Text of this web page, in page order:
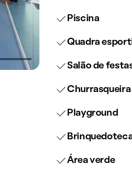
Piscina
Quadra
Salão de
Churrasqueira
Playground
Área verde